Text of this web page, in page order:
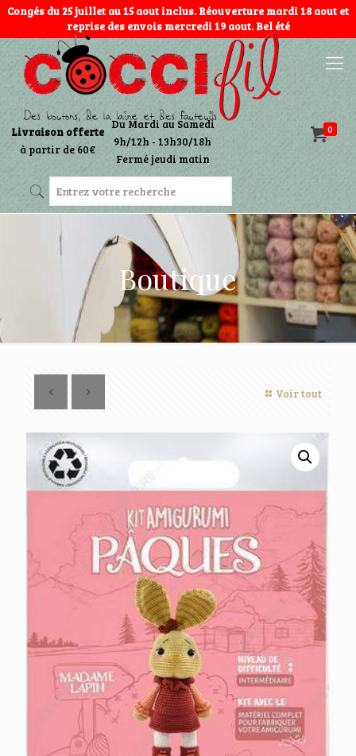
Congés du 25 juillet au 15 aout inclus. Réouverture mardi 18 aout et
reprise des envois mercredi 19 aout. Bel été
0
Livraison offerte
à partir de 60€
Du Mardi au Samedi
9h/12h - 13h30/18h
Fermé jeudi matin
Boutique
Voir tout